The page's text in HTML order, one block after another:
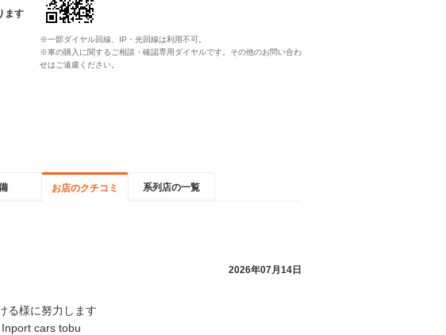
ます
※一部ダイヤル回線、IP・光回線は利用不可。
※車の購入に関するご相談・確認専用ダイヤルです。その他のお問い合わ
せはご遠慮ください。
お店のクチコミ 系列店の一覧
2026年07月14日
る様に努力します
cars tobu